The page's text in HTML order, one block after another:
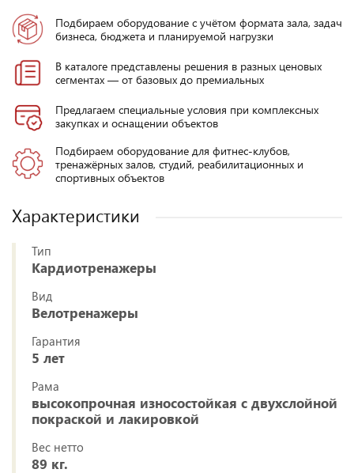
Подбираем оборудование с учётом формата зала, задач
бизнеса, бюджета и планируемой нагрузки
В каталоге представлены решения в разных ценовых
сегментах — от базовых до премиальных
Предлагаем специальные условия при комплексных
закупках и оснащении объектов
Подбираем оборудование для фитнес-клубов,
тренажёрных залов, студий, реабилитационных и
спортивных объектов
Характеристики
Тип
Кардиотренажеры
Вид
Велотренажеры
Гарантия
5 лет
Рама
высокопрочная износостойкая с двухслойной
покраской и лакировкой
Вес нетто
89 кг.